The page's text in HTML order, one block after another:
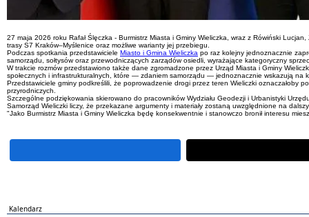
27 maja 2026 roku Rafał Ślęczka - Burmistrz Miasta i Gminy Wieliczka, wraz z Rówiński
trasy S7 Kraków–Myślenice oraz możliwe warianty jej przebiegu.
Podczas spotkania przedstawiciele Miasto i Gmina Wieliczka po raz kolejny jednoznacznie
samorządu, sołtysów oraz przewodniczących zarządów osiedli, wyrażające kategoryczny
W trakcie rozmów przedstawiono także dane zgromadzone przez Urząd Miasta i Gminy
społecznych i infrastrukturalnych, które — zdaniem samorządu — jednoznacznie wskazują na
Przedstawiciele gminy podkreślili, że poprowadzenie drogi przez teren Wieliczki
przyrodniczych.
Szczególne podziękowania skierowano do pracowników Wydziału Geodezji i Urbanistyki
Samorząd Wieliczki liczy, że przekazane argumenty i materiały zostaną uwzględnione na
"Jako Burmistrz Miasta i Gminy Wieliczka będę konsekwentnie i stanowczo bronił interesu
Kalendarz